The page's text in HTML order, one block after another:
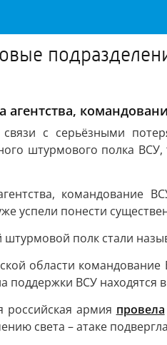
агентства,
с серьёзными
штурмового полка
успели понести
полк стали
области
поддержки ВСУ
армия провела
света – атаке